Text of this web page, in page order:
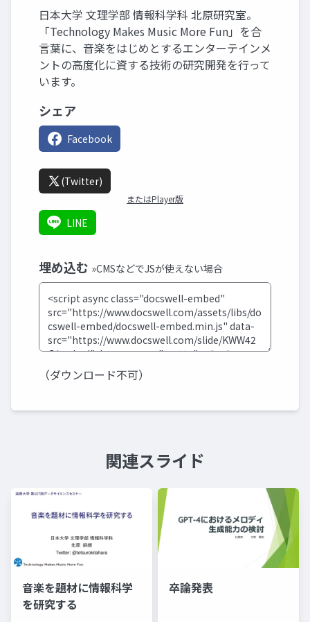
日本大学 文理学部 情報科学科 北原研究室。
「Technology Makes Music More Fun」を合
言葉に、音楽をはじめとするエンターテインメ
ントの高度化に資する技術の研究開発を行って
います。
シェア
Facebook
(Twitter)
またはPlayer版
LINE
埋め込む »CMSなどでJSが使えない場合
（ダウンロード不可）
関連スライド
音楽を題材に情報科学
を研究する
卒論発表